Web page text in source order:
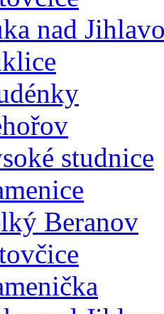
nad
studnice
Beranov